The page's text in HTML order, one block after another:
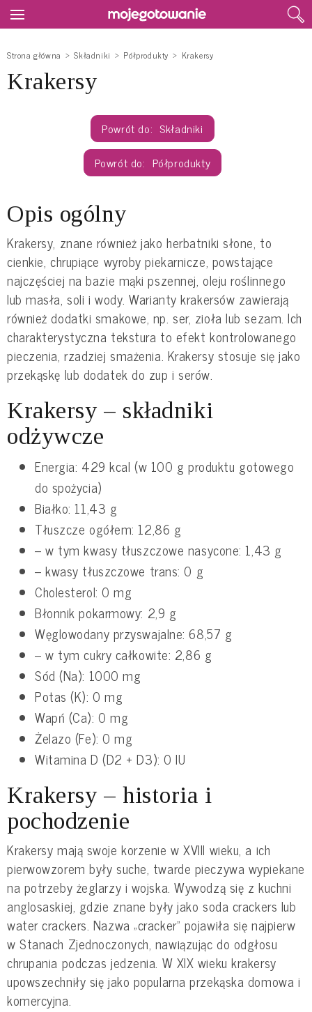
Strona główna Składniki Półprodukty Krakersy
Krakersy
Składniki
Półprodukty
Opis ogólny
Krakersy, znane również jako herbatniki słone, to
cienkie, chrupiące wyroby piekarnicze, powstające
najczęściej na bazie mąki pszennej, oleju roślinnego
lub masła, soli i wody. Warianty krakersów zawierają
również dodatki smakowe, np. ser, zioła lub sezam. Ich
charakterystyczna tekstura to efekt kontrolowanego
pieczenia, rzadziej smażenia. Krakersy stosuje się jako
przekąskę lub dodatek do zup i serów.
Krakersy – składniki
odżywcze
Energia: 429 kcal (w 100 g produktu gotowego
do spożycia)
Białko: 11,43 g
Tłuszcze ogółem: 12,86 g
– w tym kwasy tłuszczowe nasycone: 1,43 g
– kwasy tłuszczowe trans: 0 g
Cholesterol: 0 mg
Błonnik pokarmowy: 2,9 g
Węglowodany przyswajalne: 68,57 g
– w tym cukry całkowite: 2,86 g
Sód (Na): 1000 mg
Potas (K): 0 mg
Wapń (Ca): 0 mg
Żelazo (Fe): 0 mg
Witamina D (D2 + D3): 0 IU
Krakersy – historia i
pochodzenie
Krakersy mają swoje korzenie w XVIII wieku, a ich
pierwowzorem były suche, twarde pieczywa wypiekane
na potrzeby żeglarzy i wojska. Wywodzą się z kuchni
anglosaskiej, gdzie znane były jako soda crackers lub
water crackers. Nazwa „cracker” pojawiła się najpierw
w Stanach Zjednoczonych, nawiązując do odgłosu
chrupania podczas jedzenia. W XIX wieku krakersy
upowszechniły się jako popularna przekąska domowa i
komercyjna.